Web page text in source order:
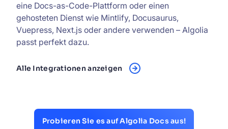
eine Docs-as-Code-Plattform oder einen
gehosteten Dienst wie Mintlify, Docusaurus,
Vuepress, Next.js oder andere verwenden – Algolia
passt perfekt dazu.
Alle Integrationen anzeigen
Probieren Sie es auf Algolia Docs aus!